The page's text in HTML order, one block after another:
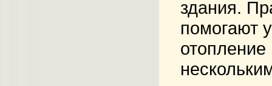
здания.
помогают